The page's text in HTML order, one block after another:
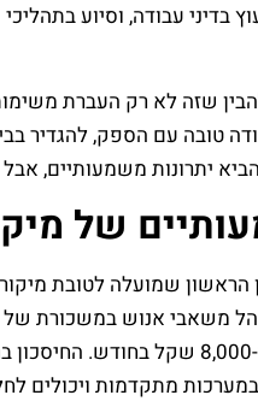
בדיני עבודה, וסיוע
שזה לא רק העברת
טובה עם הספק, להגדיר
יתרונות משמעותיים,
של
הראשון שמועלה לטובת
חוץ מקיפים בעלות של
מתקדמות ויכולים